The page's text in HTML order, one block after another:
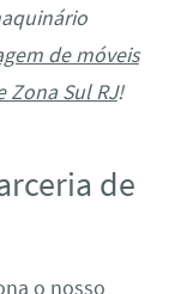
de móveis
Sul RJ!
de
o nosso